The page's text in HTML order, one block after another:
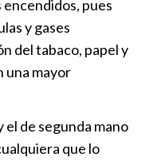
encendidos, pues
y gases
del tabaco, papel y
una mayor
el de segunda mano
que lo